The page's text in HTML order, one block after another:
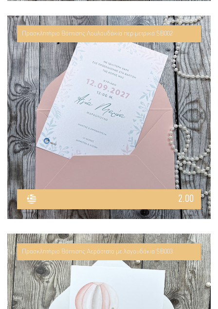
Προσκλητήριο Βάπτισης Λουλουδάκια περιμετρικά SB002
2.00
Προσκλητήριο Βάπτισης Αερόστατο με λαγουδάκια SB003